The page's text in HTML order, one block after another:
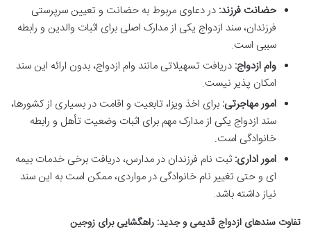
حضانت فرزند: در دعاوی مربوط به حضانت و تعیین سرپرستی
فرزندان، سند ازدواج یکی از مدارک اصلی برای اثبات والدین و رابطه
سببی است.
وام ازدواج: دریافت تسهیلاتی مانند وام ازدواج، بدون ارائه این سند
امکان پذیر نیست.
امور مهاجرتی: برای اخذ ویزا، تابعیت و اقامت در بسیاری از کشورها،
سند ازدواج یکی از مدارک مهم برای اثبات وضعیت تأهل و رابطه
خانوادگی است.
امور اداری:ثبت نام فرزندان در مدارس، دریافت برخی خدمات بیمه
ای و حتی تغییر نام خانوادگی در مواردی، ممکن است به این سند
نیاز داشته باشد.
تفاوت سندهای ازدواج قدیمی و جدید: راهگشایی برای زوجین